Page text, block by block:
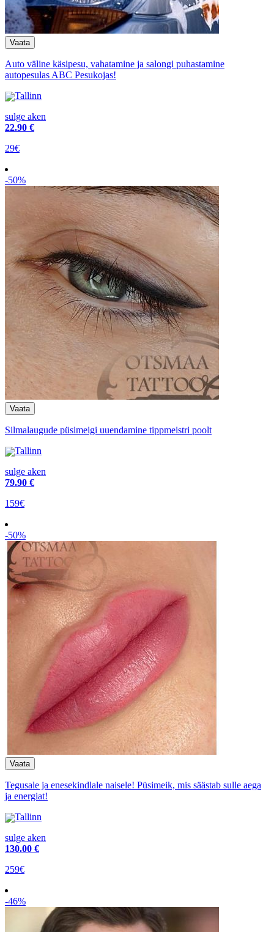
Auto väline käsipesu, vahatamine ja salongi puhastamine
autopesulas ABC Pesukojas!
Tallinn
sulge aken
22.90 €
29€
-50%
Silmalaugude püsimeigi uuendamine tippmeistri poolt
Tallinn
sulge aken
79.90 €
159€
-50%
Tegusale ja enesekindlale naisele! Püsimeik, mis säästab sulle aega
ja energiat!
Tallinn
sulge aken
130.00 €
259€
-46%